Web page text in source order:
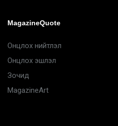
MagazineQuote
Онцлох нийтлэл
Онцлох эшлэл
Зочид
MagazineArt